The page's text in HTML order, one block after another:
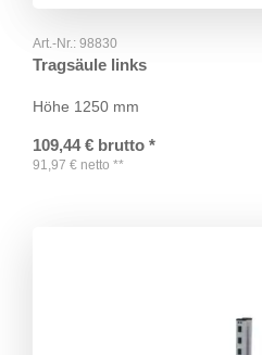
Art.-Nr.: 98830
Tragsäule links
Höhe 1250 mm
109,44 € brutto *
91,97 € netto **